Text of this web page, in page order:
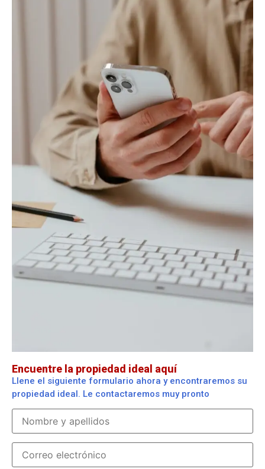
Encuentre la propiedad ideal aquí
Llene el siguiente formulario ahora y encontraremos su
propiedad ideal. Le contactaremos muy pronto